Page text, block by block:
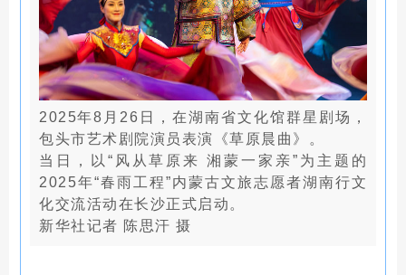
2025年8月26日，在湖南省文化馆群星剧场，
包头市艺术剧院演员表演《草原晨曲》。
当日，以“风从草原来 湘蒙一家亲”为主题的
2025年“春雨工程”内蒙古文旅志愿者湖南行文
化交流活动在长沙正式启动。
新华社记者 陈思汗 摄